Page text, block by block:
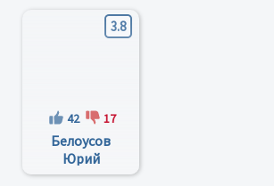
3.8
42 17
Белоусов
Юрий
Валерьевич